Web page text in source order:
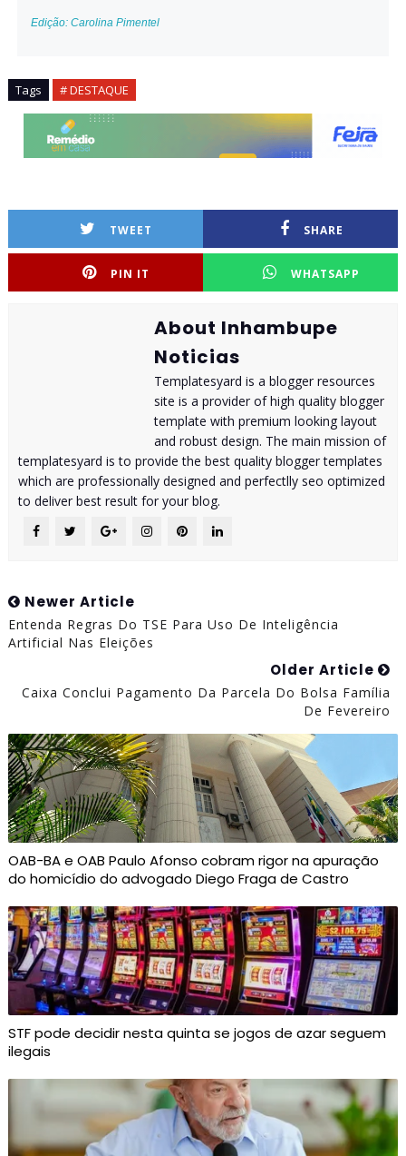
Edição: Carolina Pimentel
Tags # DESTAQUE
TWEET SHARE
PIN IT WHATSAPP
About Inhambupe
Noticias
Templatesyard is a blogger resources
site is a provider of high quality blogger
template with premium looking layout
and robust design. The main mission of
templatesyard is to provide the best quality blogger templates
which are professionally designed and perfectlly seo optimized
to deliver best result for your blog.
Newer Article
Entenda Regras Do TSE Para Uso De Inteligência
Artificial Nas Eleições
Older Article
Caixa Conclui Pagamento Da Parcela Do Bolsa Família
De Fevereiro
OAB-BA e OAB Paulo Afonso cobram rigor na apuração
do homicídio do advogado Diego Fraga de Castro
STF pode decidir nesta quinta se jogos de azar seguem
ilegais